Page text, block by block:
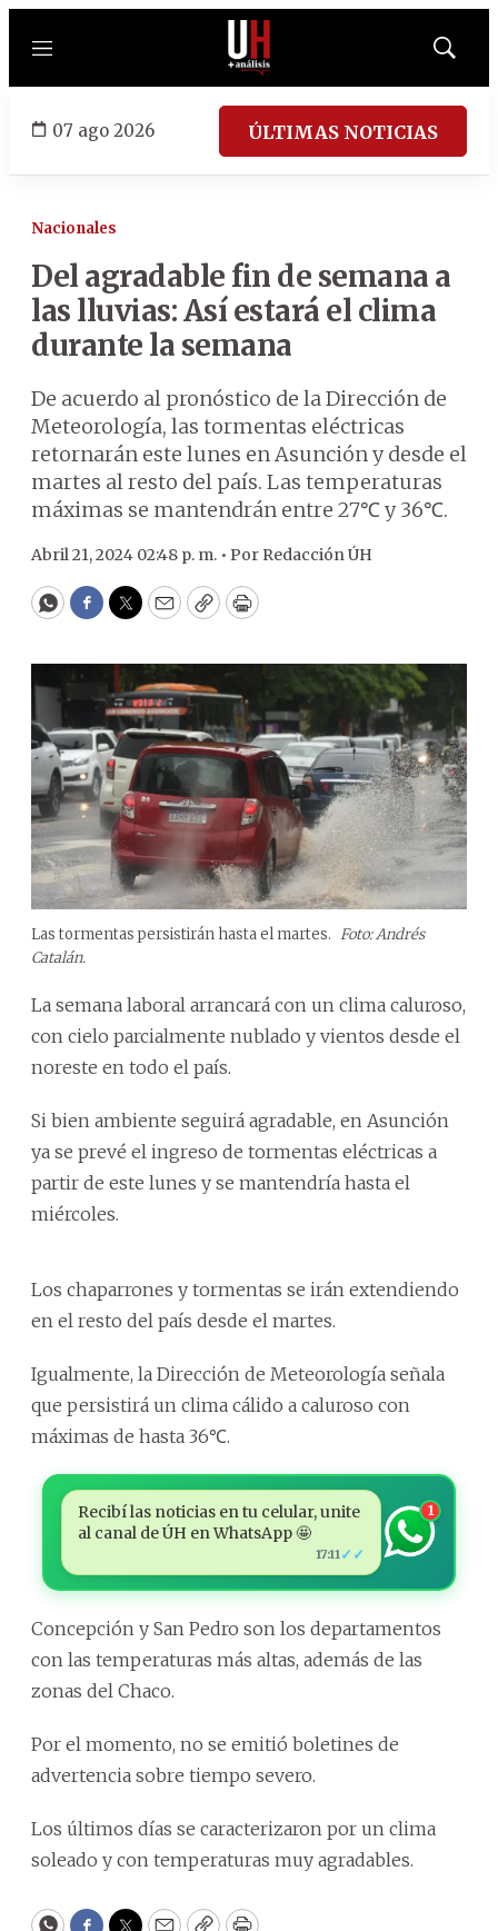
Menú
Mostrar
07 ago 2026 ÚLTIMAS NOTICIAS
Nacionales
Del agradable fin de semana a
las lluvias: Así estará el clima
durante la semana
De acuerdo al pronóstico de la Dirección de
Meteorología, las tormentas eléctricas
retornarán este lunes en Asunción y desde el
martes al resto del país. Las temperaturas
máximas se mantendrán entre 27℃ y 36℃.
Abril 21, 2024 02:48 p. m. • Por Redacción ÚH
WhatsApp
Facebook
Twitter
EmailCopyPrint
Las tormentas persistirán hasta el martes. Foto: Andrés
Catalán.
La semana laboral arrancará con un clima caluroso,
con cielo parcialmente nublado y vientos desde el
noreste en todo el país.
Si bien ambiente seguirá agradable, en Asunción
ya se prevé el ingreso de tormentas eléctricas a
partir de este lunes y se mantendría hasta el
miércoles.
Los chaparrones y tormentas se irán extendiendo
en el resto del país desde el martes.
Igualmente, la Dirección de Meteorología señala
que persistirá un clima cálido a caluroso con
máximas de hasta 36℃.
Recibí las noticias en tu celular, unite
al canal de ÚH en WhatsApp 🤩
17:11 ✓✓
1
Concepción y San Pedro son los departamentos
con las temperaturas más altas, además de las
zonas del Chaco.
Por el momento, no se emitió boletines de
advertencia sobre tiempo severo.
Los últimos días se caracterizaron por un clima
soleado y con temperaturas muy agradables.